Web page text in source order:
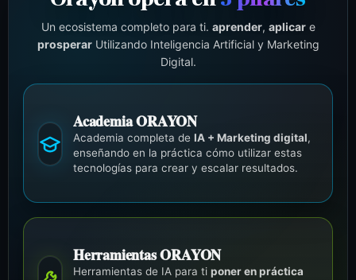
Un ecosistema completo para ti. aprender, aplicare
prosperarUtilizando Inteligencia Artificial y Marketing
Digital.
Academia ORAYON
Academia completa de IA + Marketing digital,
enseñando en la práctica cómo utilizar estas
tecnologías para crear y escalar resultados.
Herramientas ORAYON
Herramientas de IA para ti poner en práctica